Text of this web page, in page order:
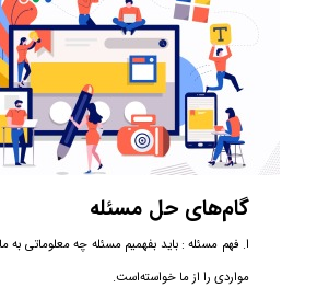
گام‌های حل مسئله​​​​​​​
ا. فهم مسئله : باید بفهمیم مسئله چه معلوماتی به
مواردی را از ما خواسته‌است.